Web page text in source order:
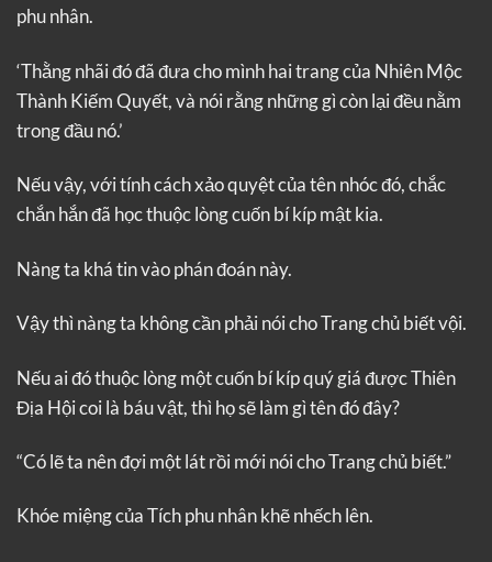
phu nhân.
‘Thằng nhãi đó đã đưa cho mình hai trang của Nhiên Mộc
Thành Kiếm Quyết, và nói rằng những gì còn lại đều nằm
trong đầu nó.’
Nếu vậy, với tính cách xảo quyệt của tên nhóc đó, chắc
chắn hắn đã học thuộc lòng cuốn bí kíp mật kia.
Nàng ta khá tin vào phán đoán này.
Vậy thì nàng ta không cần phải nói cho Trang chủ biết vội.
Nếu ai đó thuộc lòng một cuốn bí kíp quý giá được Thiên
Địa Hội coi là báu vật, thì họ sẽ làm gì tên đó đây?
“Có lẽ ta nên đợi một lát rồi mới nói cho Trang chủ biết.”
Khóe miệng của Tích phu nhân khẽ nhếch lên.